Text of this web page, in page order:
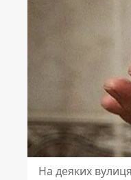
На деяких